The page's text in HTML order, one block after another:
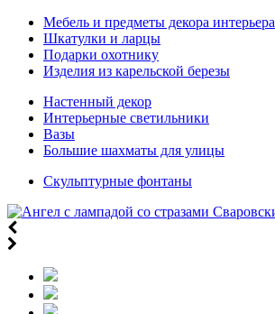
Мебель и предметы декора интерьера
Шкатулки и ларцы
Подарки охотнику
Изделия из карельской березы
Настенный декор
Интерьерные светильники
Вазы
Большие шахматы для улицы
Скульптурные фонтаны